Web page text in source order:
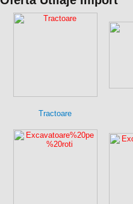
Tractoare